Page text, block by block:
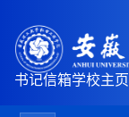
书记信箱学校主页